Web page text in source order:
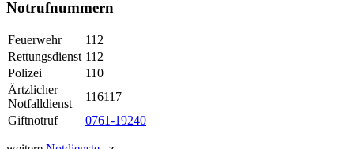
Notrufnummern
Feuerwehr
112
Rettungsdienst 112
Polizei
110
Ärtzlicher
Notfalldienst
116117
Giftnotruf
0761-19240